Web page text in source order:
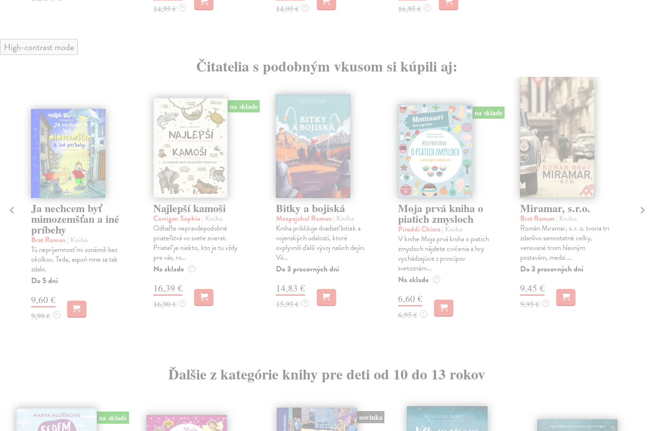
14,95 € ? 14,95 € ? 16,95 € ?
High-contrast mode
Čitatelia s podobným vkusom si kúpili aj:
Ja nechcem byť
mimozemšťan a iné
príbehy
Brat Roman | Kniha
Tú nepríjemnosť mi oznámili bez
okolkov. Teda, aspoň mne sa tak
zdalo.
Do 5 dní
9,60 €
9,90 € ?
na sklade
Najlepší kamoši
Corrigan Sophie | Kniha
Odhaľte nepravdepodobné
priateľstvá vo svete zvierat.
Priateľ je niekto, kto je tu vždy
pre vás, ro...
Na sklade ?
16,39 €
16,90 € ?
Bitky a bojiská
Mocpajchel Roman | Kniha
Kniha približuje dvadsať bitiek a
vojenských udalostí, ktoré
ovplyvnili ďalší vývoj našich dejín.
Vä...
Do 3 pracovných dní
14,83 €
15,95 € ?
na sklade
Moja prvá kniha o
piatich zmysloch
Piroddi Chiara| Kniha
V knihe Moja prvá kniha o piatich
zmysloch nájdete cvičenia a hry
vychádzajúce z princípov
svetoznám...
Na sklade ?
6,60 €
6,95 € ?
Miramar, s.r.o.
Brat Roman | Kniha
Román Miramar, s. r. o. tvoria tri
zdanlivo samostatné celky,
venované trom hlavným
postavám, medzi ...
Do 3 pracovných dní
9,45 €
9,95 € ?
Ďalšie z kategórie knihy pre deti od 10 do 13 rokov
na sklade novinka